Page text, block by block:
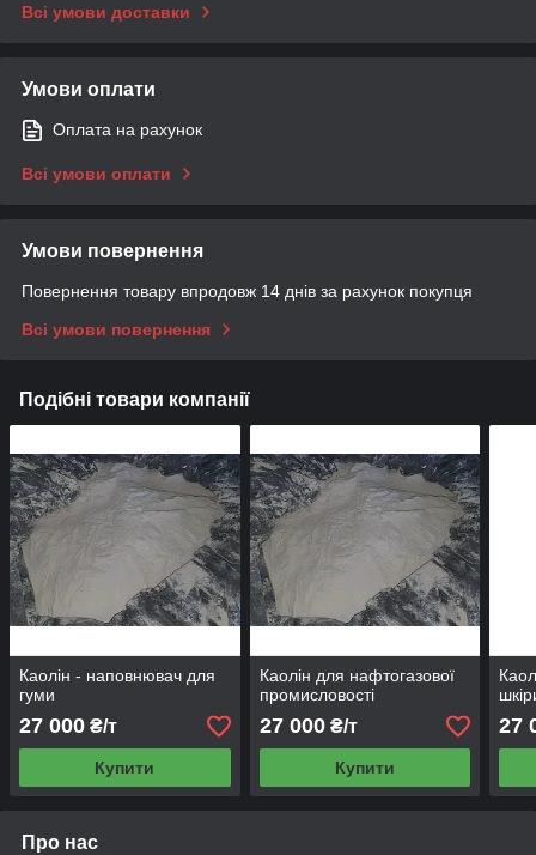
Всі умови доставки
Умови оплати
Оплата на рахунок
Всі умови оплати
Умови повернення
Повернення товару впродовж 14 днів за рахунок покупця
Всі умови повернення
Подібні товари компанії
Каолін - наповнювач для
гуми
27 000 ₴/т
Купити
Каолін для нафтогазової
промисловості
27 000₴/т
Купити
27
Про нас